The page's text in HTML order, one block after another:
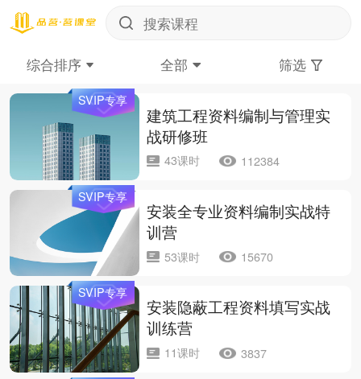
综合排序 全部 筛选
SVIP专享
建筑工程资料编制与管理实
战研修班
43课时 112384
SVIP专享
安装全专业资料编制实战特
训营
53课时 15670
SVIP专享
安装隐蔽工程资料填写实战
训练营
11课时 3837